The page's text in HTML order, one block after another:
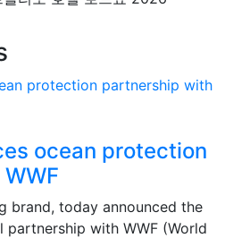
ocean protection
brand, today announced the
partnership with WWF (World